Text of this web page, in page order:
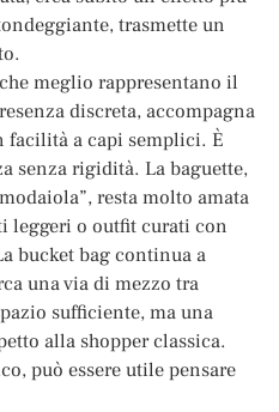
trasmette un
meglio rappresentano il
discreta, accompagna
a capi semplici. È
senza rigidità. La baguette,
resta molto amata
leggeri o outfit curati con
bucket bag continua a
una via di mezzo tra
sufficiente, ma una
alla shopper classica.
può essere utile pensare